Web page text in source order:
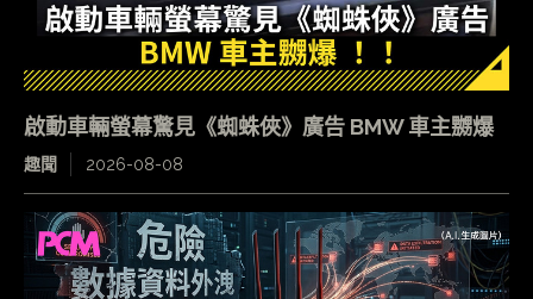
啟動車輛螢幕驚見《蜘蛛俠》廣告 BMW 車主嬲爆
趣聞 2026-08-08